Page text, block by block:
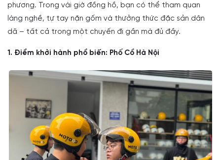
phương. Trong vài giờ đồng hồ, bạn có thể tham quan
làng nghề, tự tay nặn gốm và thưởng thức đặc sản dân
dã – tất cả trong một chuyến đi gần mà đủ đầy.
1. Điểm khởi hành phổ biến: Phố Cổ Hà Nội